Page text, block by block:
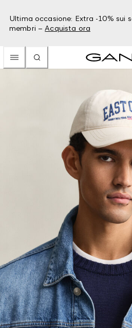
Ultima occasione: Extra -10% sui
membri – Acquista ora